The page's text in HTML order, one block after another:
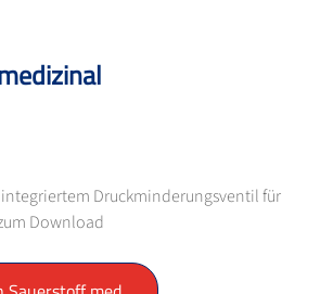
Druckminderungsventil für
Download